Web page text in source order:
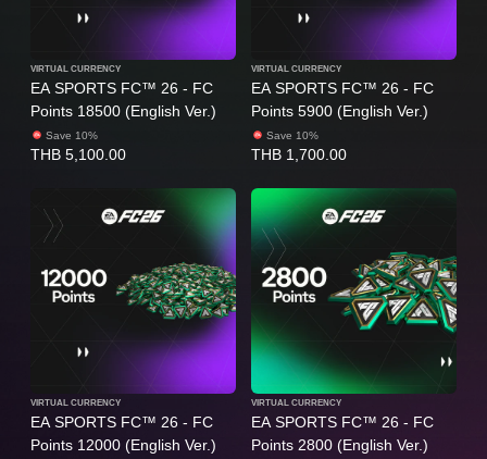
EA SPORTS FC™ 26 - FC
Points 18500 (English Ver.)
VIRTUAL CURRENCY
Save 10%
THB 5,100.00
EA SPORTS FC™ 26 - FC
Points 5900 (English Ver.)
VIRTUAL CURRENCY
Save 10%
THB 1,700.00
EA SPORTS FC™ 26 - FC
Points 12000 (English Ver.)
VIRTUAL CURRENCY
EA SPORTS FC™ 26 - FC
Points 2800 (English Ver.)
VIRTUAL CURRENCY